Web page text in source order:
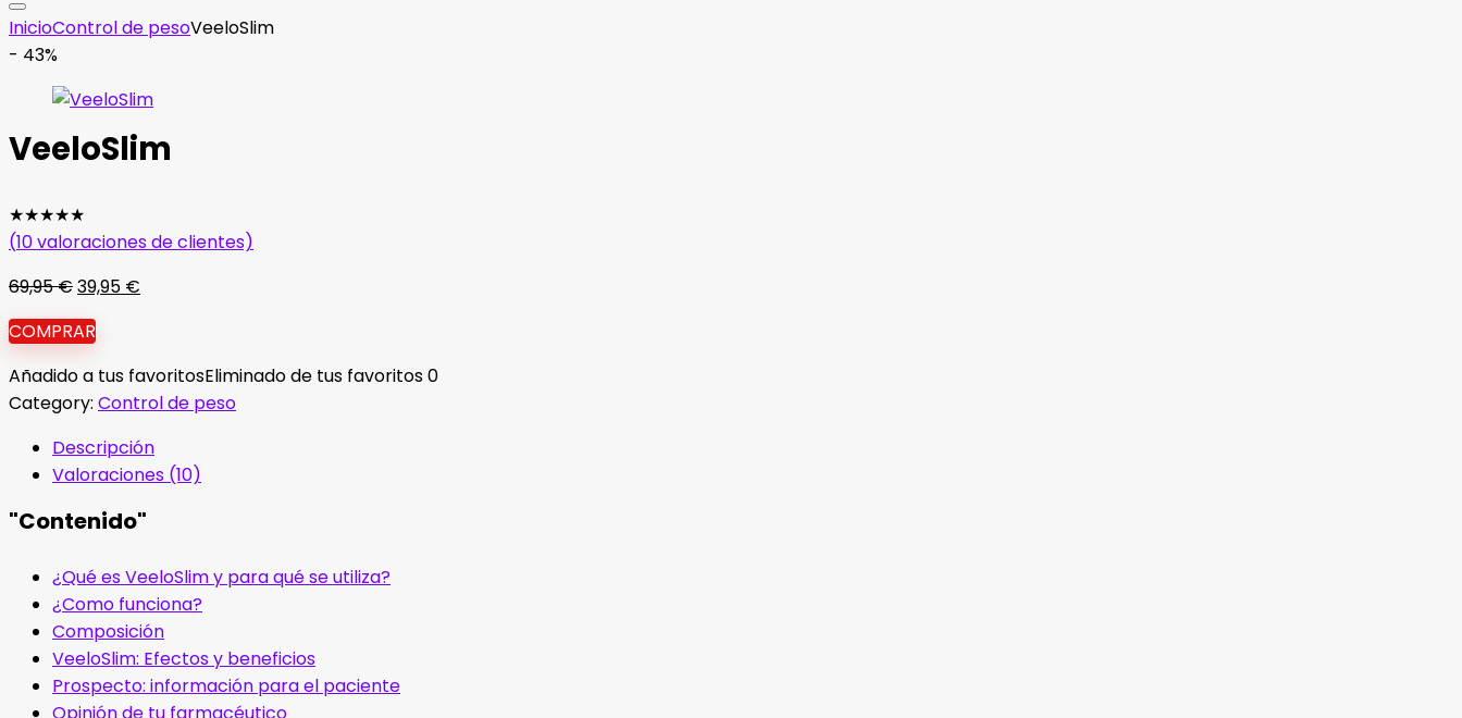
InicioControl de pesoVeeloSlim
- 43%
VeeloSlim
★★★★★
(10valoraciones de clientes)
69,95€El
precio
original
era:
69,95 €.
39,95 €
es:
39,95 €.
COMPRAR
Añadido a tus favoritosEliminado de tus favoritos0
Category: Control de peso
Descripción
Valoraciones (10)
"Contenido"
¿Qué es VeeloSlim y para qué se utiliza?
¿Como funciona?
Composición
VeeloSlim: Efectos y beneficios
Prospecto: información para el paciente